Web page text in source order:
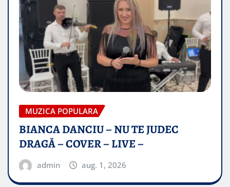
MUZICA POPULARA
BIANCA DANCIU – NU TE JUDEC
DRAGĂ – COVER – LIVE –
admin aug. 1, 2026